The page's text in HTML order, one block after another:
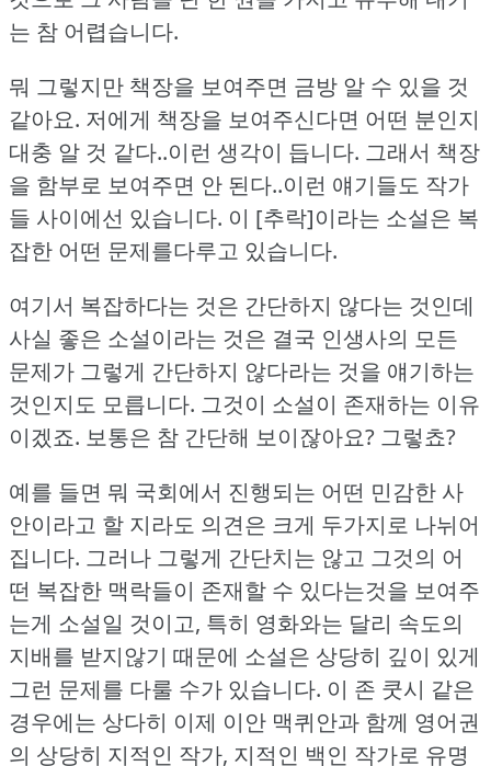
는 참 어렵습니다.
뭐 그렇지만 책장을 보여주면 금방 알 수 있을 것
같아요. 저에게 책장을 보여주신다면 어떤 분인지
대충 알 것 같다..이런 생각이 듭니다. 그래서 책장
을 함부로 보여주면 안 된다..이런 얘기들도 작가
들 사이에선 있습니다. 이 [추락]이라는 소설은 복
잡한 어떤 문제를다루고 있습니다.
여기서 복잡하다는 것은 간단하지 않다는 것인데
사실 좋은 소설이라는 것은 결국 인생사의 모든
문제가 그렇게 간단하지 않다라는 것을 얘기하는
것인지도 모릅니다. 그것이 소설이 존재하는 이유
이겠죠. 보통은 참 간단해 보이잖아요? 그렇쵸?
예를 들면 뭐 국회에서 진행되는 어떤 민감한 사
안이라고 할 지라도 의견은 크게 두가지로 나뉘어
집니다. 그러나 그렇게 간단치는 않고 그것의 어
떤 복잡한 맥락들이 존재할 수 있다는것을 보여주
는게 소설일 것이고, 특히 영화와는 달리 속도의
지배를 받지않기 때문에 소설은 상당히 깊이 있게
그런 문제를 다룰 수가 있습니다. 이 존 쿳시 같은
경우에는 상다히 이제 이안 맥퀴안과 함께 영어권
의 상당히 지적인 작가, 지적인 백인 작가로 유명